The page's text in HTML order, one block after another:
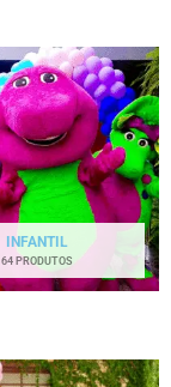
INFANTIL
64 PRODUTOS